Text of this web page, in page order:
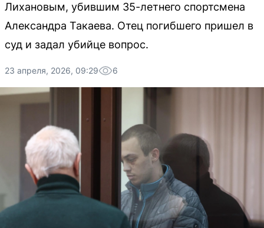
Лихановым, убившим 35-летнего спортсмена
Александра Такаева. Отец погибшего пришел в
суд и задал убийце вопрос.
23 апреля, 2026, 09:29 6